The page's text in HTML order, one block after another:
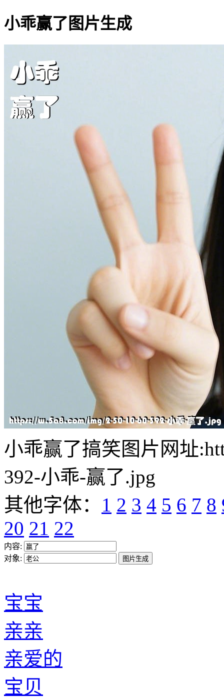
小乖赢了图片生成
小乖赢了搞笑图片网址
392-小乖-赢了.jpg
其他字体： 1 2 3 4 5 6 7 8
20 21 22
内容:
对象:
宝宝
亲亲
亲爱的
宝贝